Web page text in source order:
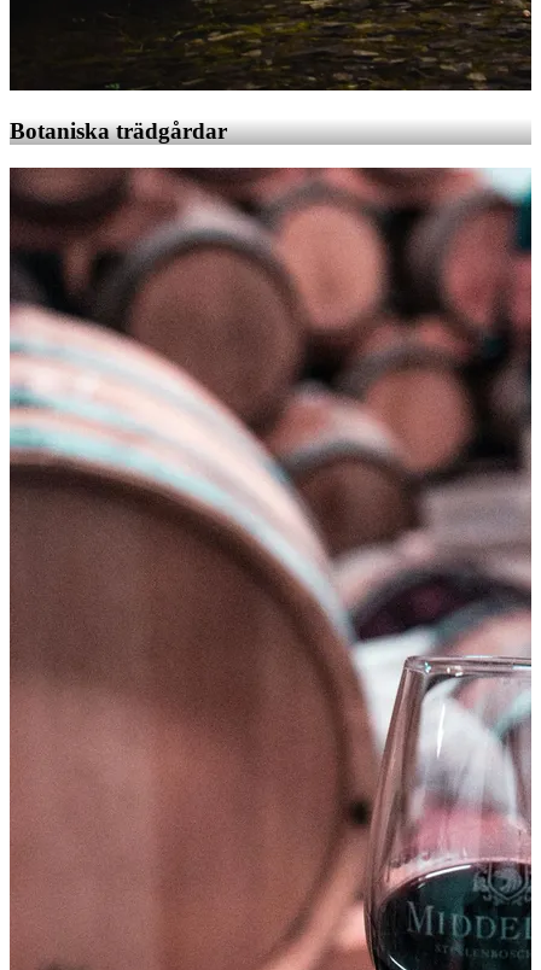
Botaniska trädgårdar